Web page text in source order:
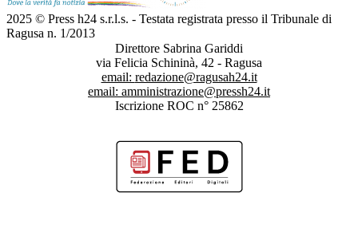
2025 © Press h24 s.r.l.s. - Testata registrata presso il Tribunale di
Ragusa n. 1/2013
Direttore Sabrina Gariddi
via Felicia Schininà, 42 - Ragusa
email: redazione@ragusah24.it
email: amministrazione@pressh24.it
Iscrizione ROC n° 25862